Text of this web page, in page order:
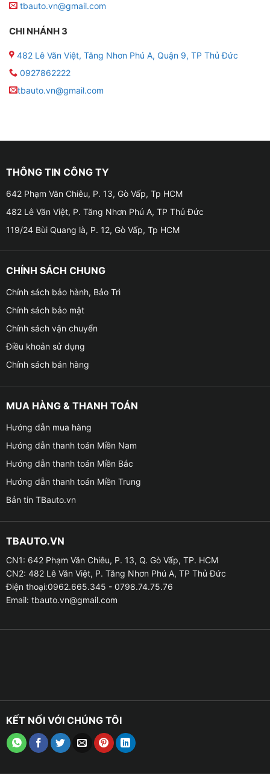
tbauto.vn@gmail.com
CHI NHÁNH 3
482 Lê Văn Việt, Tăng Nhơn Phú A, Quận 9, TP Thủ Đức
0927862222
tbauto.vn@gmail.com
THÔNG TIN CÔNG TY
642 Phạm Văn Chiêu, P. 13, Gò Vấp, Tp HCM
482 Lê Văn Việt, P. Tăng Nhơn Phú A, TP Thủ Đức
119/24 Bùi Quang là, P. 12, Gò Vấp, Tp HCM
CHÍNH SÁCH CHUNG
Chính sách bảo hành, Bảo Trì
Chính sách bảo mật
Chính sách vận chuyển
Điều khoản sử dụng
Chính sách bán hàng
MUA HÀNG & THANH TOÁN
Hướng dẫn mua hàng
Hướng dẫn thanh toán Miền Nam
Hướng dẫn thanh toán Miền Bắc
Hướng dẫn thanh toán Miền Trung
Bản tin TBauto.vn
TBAUTO.VN
CN1: 642 Phạm Văn Chiêu, P. 13, Q. Gò Vấp, TP. HCM
CN2: 482 Lê Văn Việt, P. Tăng Nhơn Phú A, TP Thủ Đức
Điện thoại:0962.665.345 - 0798.74.75.76
Email: tbauto.vn@gmail.com
KẾT NỐI VỚI CHÚNG TÔI